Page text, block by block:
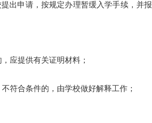
出申请，按规定办理暂缓入学手续，并报
应提供有关证明材料；
符合条件的，由学校做好解释工作；